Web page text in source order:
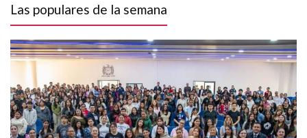
Las populares de la semana